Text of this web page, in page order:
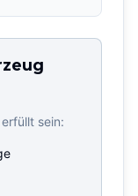
sein: